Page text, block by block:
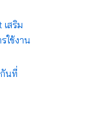
สริม
ใช้งาน
นที่